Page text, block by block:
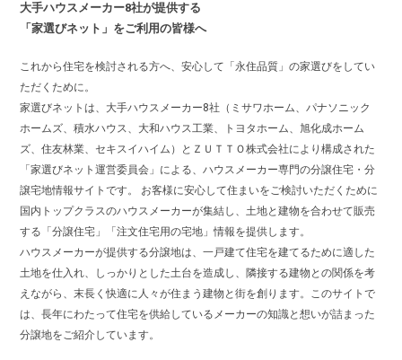
大手ハウスメーカー8社が提供する
「家選びネット」をご利用の皆様へ
これから住宅を検討される方へ、安心して「永住品質」の家選びをしてい
ただくために。
家選びネットは、大手ハウスメーカー8社（ミサワホーム、パナソニック
ホームズ、積水ハウス、大和ハウス工業、トヨタホーム、旭化成ホーム
ズ、住友林業、セキスイハイム）とＺＵＴＴＯ株式会社により構成された
「家選びネット運営委員会」による、ハウスメーカー専門の分譲住宅・分
譲宅地情報サイトです。 お客様に安心して住まいをご検討いただくために
国内トップクラスのハウスメーカーが集結し、土地と建物を合わせて販売
する「分譲住宅」「注文住宅用の宅地」情報を提供します。
ハウスメーカーが提供する分譲地は、一戸建て住宅を建てるために適した
土地を仕入れ、しっかりとした土台を造成し、隣接する建物との関係を考
えながら、末長く快適に人々が住まう建物と街を創ります。このサイトで
は、長年にわたって住宅を供給しているメーカーの知識と想いが詰まった
分譲地をご紹介しています。